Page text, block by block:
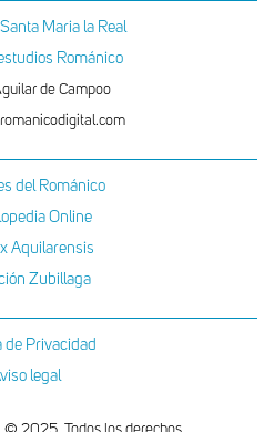
Maria la Real
Románico
de Campoo
del Románico
Online
Aquilarensis
Zubillaga
de Privacidad
legal